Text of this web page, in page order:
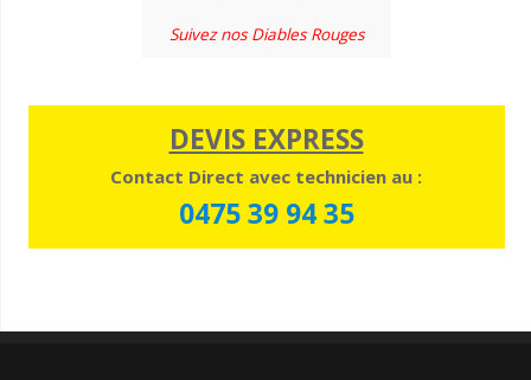
Suivez nos Diables Rouges
DEVIS EXPRESS
Contact Direct avec technicien au :
0475 39 94 35